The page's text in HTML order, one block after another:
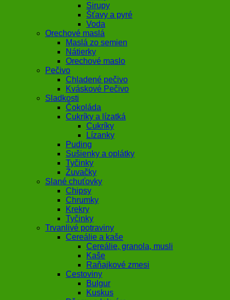
Sirupy
Šťavy a pyré
Voda
Orechové maslá
Maslá zo semien
Nátierky
Orechové maslo
Pečivo
Chladené pečivo
Kváskové Pečivo
Sladkosti
Čokoláda
Cukríky a lízatká
Cukríky
Lízanky
Puding
Sušienky a oplátky
Tyčinky
Žuvačky
Slané chuťovky
Chipsy
Chrumky
Krekry
Tyčinky
Trvanlivé potraviny
Cereálie a kaše
Cereálie, granola, musli
Kaše
Raňajkové zmesi
Cestoviny
Bulgur
Kuskus